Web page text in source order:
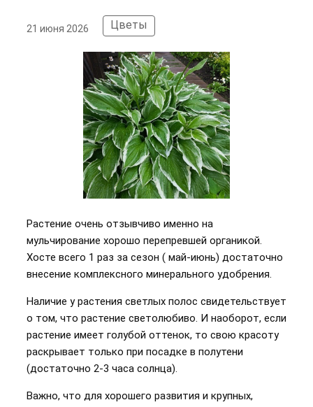
21 июня 2026 Цветы
Растение очень отзывчиво именно на
мульчирование хорошо перепревшей органикой.
Хосте всего 1 раз за сезон ( май-июнь) достаточно
внесение комплексного минерального удобрения.
Наличие у растения светлых полос свидетельствует
о том, что растение светолюбиво. И наоборот, если
растение имеет голубой оттенок, то свою красоту
раскрывает только при посадке в полутени
(достаточно 2-3 часа солнца).
Важно, что для хорошего развития и крупных,